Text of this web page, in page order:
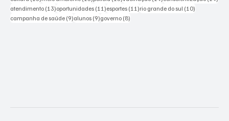
atendimento (13)13 posts
oportunidades (11)11 posts
esportes (11)11 posts
rio grande do sul (10)
campanha de saúde (9)9 posts
alunos (9)9 posts
governo (8)